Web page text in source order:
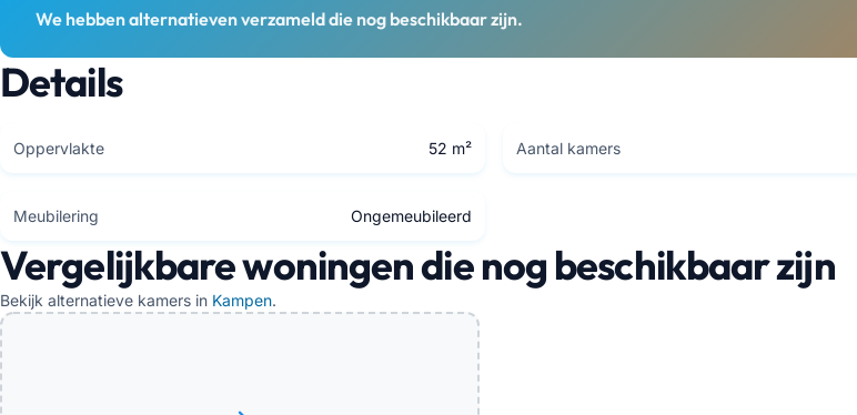
We hebben alternatieven verzameld die nog beschikbaar zijn.
Details
Oppervlakte 52 m² Aantal kamers
Meubilering Ongemeubileerd
Vergelijkbare woningen die nog beschikbaar zijn
Bekijk alternatieve kamers in Kampen.